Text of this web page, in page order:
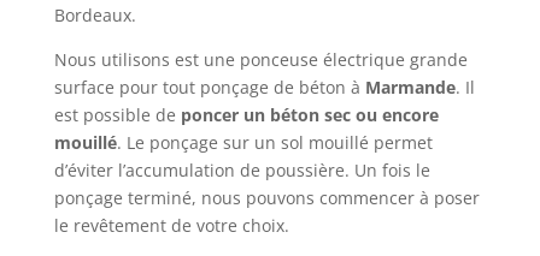
Bordeaux.
Nous utilisons est une ponceuse électrique grande
surface pour tout ponçage de béton à Marmande. Il
est possible de poncer un béton sec ou encore
mouillé. Le ponçage sur un sol mouillé permet
d’éviter l’accumulation de poussière. Un fois le
ponçage terminé, nous pouvons commencer à poser
le revêtement de votre choix.